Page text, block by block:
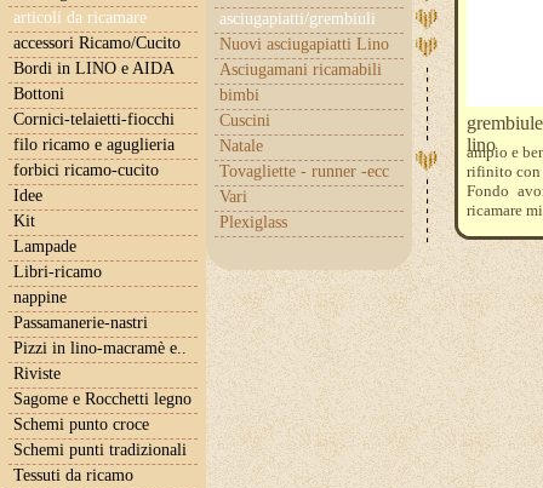
articoli da ricamare
asciugapiatti/grembiuli
Nuovi asciugapiatti Lino
Asciugamani ricamabili
bimbi
Cuscini
Natale
Tovagliette - runner -ecc
Vari
Plexiglass
accessori Ricamo/Cucito
Bordi in LINO e AIDA
Bottoni
Cornici-telaietti-fiocchi
filo ricamo e aguglieria
forbici ricamo-cucito
Idee
Kit
Lampade
Libri-ricamo
nappine
Passamanerie-nastri
Pizzi in lino-macramè e..
Riviste
Sagome e Rocchetti legno
Schemi punto croce
Schemi punti tradizionali
Tessuti da ricamo
lino
ampio e
rifinito con
Fondo
ricamare